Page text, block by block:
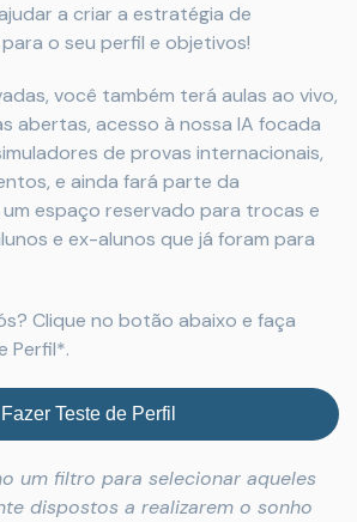
a criar a estratégia de
o seu perfil e objetivos!
você também terá aulas ao vivo,
abertas, acesso à nossa IA focada
de provas internacionais,
e ainda fará parte da
espaço reservado para trocas e
e ex-alunos que já foram para
Clique no botão abaixo e faça
Perfil*.
Fazer Teste de Perfil
um filtro para selecionar aqueles
dispostos a realizarem o sonho